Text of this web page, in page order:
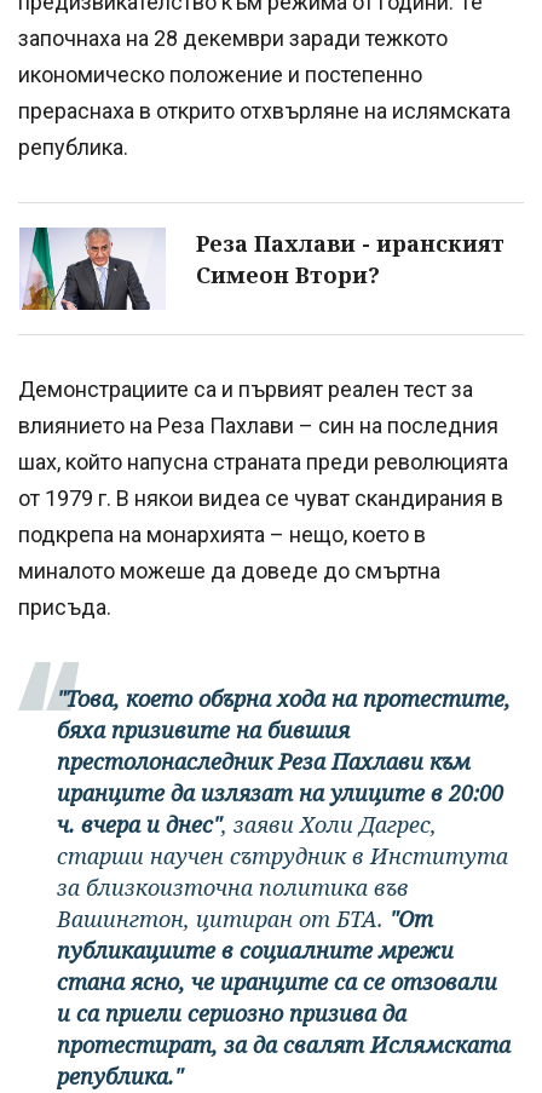
започнаха на 28 декември заради тежкото
икономическо положение и постепенно
прераснаха в открито отхвърляне на ислямската
република.
Реза Пахлави - иранският
Симеон Втори?
Демонстрациите са и първият реален тест за
влиянието на Реза Пахлави – син на последния
шах, който напусна страната преди революцията
от 1979 г. В някои видеа се чуват скандирания в
подкрепа на монархията – нещо, което в
миналото можеше да доведе до смъртна
присъда.
"Това, което обърна хода на протестите,
бяха призивите на бившия
престолонаследник Реза Пахлави към
иранците да излязат на улиците в 20:00
ч. вчера и днес", заяви Холи Дагрес,
старши научен сътрудник в Института
за близкоизточна политика във
Вашингтон, цитиран от БТА. "От
публикациите в социалните мрежи
стана ясно, че иранците са се отзовали
и са приели сериозно призива да
протестират, за да свалят Ислямската
република."